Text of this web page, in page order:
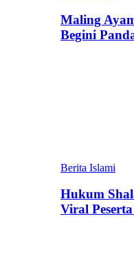
Maling
Begini
Berita Islami
Hukum
Viral